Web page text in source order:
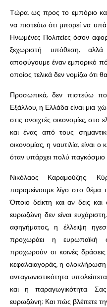
Τώρα, ως προς το εμπόριο
να πιστεύω ότι μπορεί να
Ηνωμένες Πολιτείες όσον
ξεχωριστή υπόθεση,
αποφύγουμε έναν εμπορικό
οποίος τελικά δεν νομίζω ότι
Προσωπικά, δεν πιστεύω
Εξάλλου, η Ελλάδα είναι μια
στις ανοιχτές οικονομίες,
και ένας από τους
οικονομίας, η ναυτιλία, είναι
όταν υπάρχει πολύ παγκόσμιο
Νικόλαος Καραμούζης:
παραμείνουμε λίγο στο
Όποιο δείκτη και αν δεις
ευρωζώνη δεν είναι
αφηγήματος, η έλλειψη
προχωράει η ευρωπαϊκή
προχωρούν οι κοινές
κεφαλαιαγοράς, η
ανταγωνιστικότητα
και η παραγωγικότητα.
ευρωζώνη; Και πώς βλέπετε